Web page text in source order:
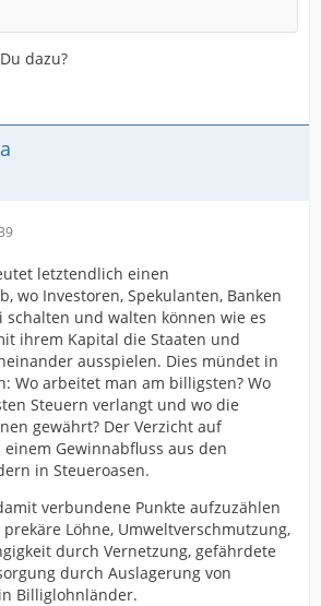
dazu?
letztendlich einen
wo Investoren, Spekulanten, Banken
schalten und walten können wie es
ihrem Kapital die Staaten und
ausspielen. Dies mündet in
Wo arbeitet man am billigsten? Wo
Steuern verlangt und wo die
gewährt? Der Verzicht auf
Gewinnabfluss aus den
in Steueroasen.
verbundene Punkte aufzuzählen
Löhne, Umweltverschmutzung,
durch Vernetzung, gefährdete
durch Auslagerung von
Billiglohnländer.